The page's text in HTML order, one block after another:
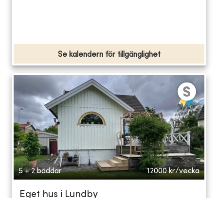
Se kalendern för tillgänglighet
5 + 2 bäddar 12000 kr/vecka
Eget hus i Lundby